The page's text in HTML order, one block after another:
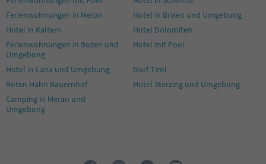
13
14
16
17
18
19
20
21
Ferienwohnungen in Meran
Hotel in Brixen und Umgebung
Hotel in Kaltern
Hotel Dolomiten
Ferienwohnungen in Bozen und
Umgebung
Hotel mit Pool
Hotel in Lana und Umgebung
Dorf Tirol
Roten Hahn Bauernhof
Hotel Sterzing und Umgebung
Camping in Meran und
Umgebung